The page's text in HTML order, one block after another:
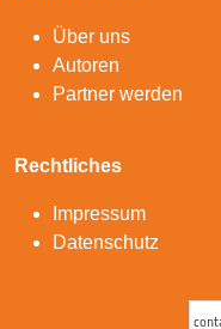
Über uns
Autoren
Partner werden
Rechtliches
Impressum
Datenschutz